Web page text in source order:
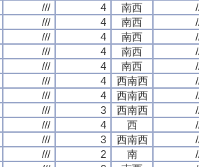
/// 4 南西
/// 4 南西
/// 4 南西
/// 4 南西
/// 4 南西
/// 4 西南西
/// 4 西南西
/// 3 西南西
/// 4 西
/// 3 西南西
/// 2 南